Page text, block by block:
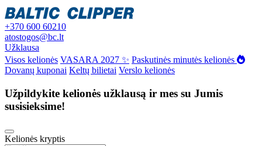
+370 600 60210
atostogos@bc.lt
Užklausa
Visos kelionės VASARA 2027 ✨ Paskutinės minutės kelionės
Dovanų kuponai Keltų bilietai Verslo kelionės
Užpildykite kelionės užklausą ir mes su Jumis
susisieksime!
Kelionės kryptis